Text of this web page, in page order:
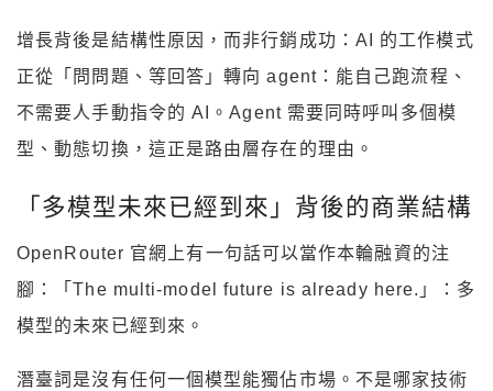
增長背後是結構性原因，而非行銷成功：AI 的工作模式
正從「問問題、等回答」轉向 agent：能自己跑流程、
不需要人手動指令的 AI。Agent 需要同時呼叫多個模
型、動態切換，這正是路由層存在的理由。
「多模型未來已經到來」背後的商業結構
OpenRouter 官網上有一句話可以當作本輪融資的注
腳：「The multi-model future is already here.」：多
模型的未來已經到來。
潛臺詞是沒有任何一個模型能獨佔市場。不是哪家技術